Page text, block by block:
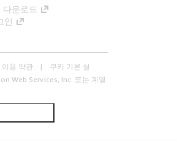
다운로드
인
이용 약관
쿠키 기본 설
Web Services, Inc. 또는 계열